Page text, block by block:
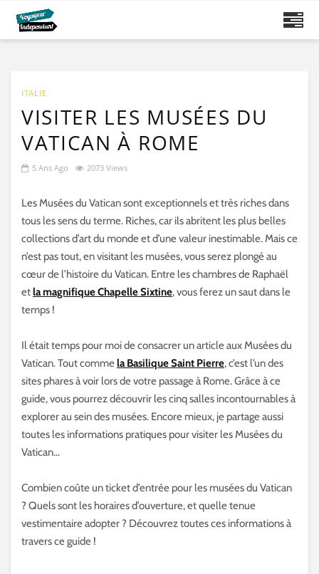
ITALIE
VISITER LES MUSÉES DU
VATICAN À ROME
5 Ans Ago 2073 Views
Les Musées du Vatican sont exceptionnels et très riches dans
tous les sens du terme. Riches, car ils abritent les plus belles
collections d’art du monde et d’une valeur inestimable. Mais ce
n’est pas tout, en visitant les musées, vous serez plongé au
cœur de l’histoire du Vatican. Entre les chambres de Raphaël
etla magnifique Chapelle Sixtine, vous ferez un saut dans le
temps !
Il était temps pour moi de consacrer un article aux Musées du
Vatican. Tout commela Basilique Saint Pierre, c’est l’un des
sites phares à voir lors de votre passage à Rome. Grâce à ce
guide, vous pourrez découvrir les cinq salles incontournables à
explorer au sein des musées. Encore mieux, je partage aussi
toutes les informations pratiques pour visiter les Musées du
Vatican…
Combien coûte un ticket d’entrée pour les musées du Vatican
? Quels sont les horaires d’ouverture, et quelle tenue
vestimentaire adopter ? Découvrez toutes ces informations à
travers ce guide !